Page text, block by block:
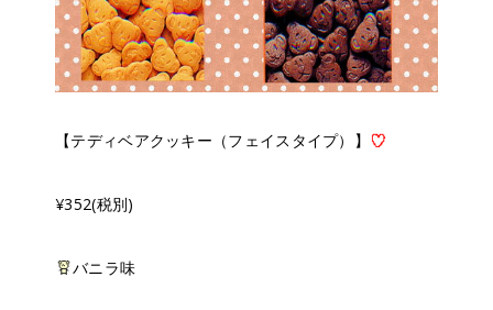
【テディベアクッキー（フェイスタイプ）】
¥352(税別)
バニラ味